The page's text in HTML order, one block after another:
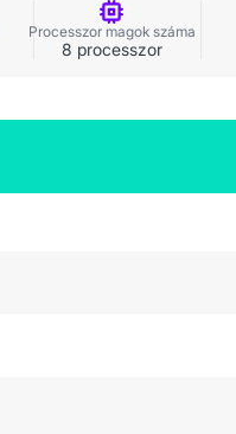
Processzor magok száma
8 processzor